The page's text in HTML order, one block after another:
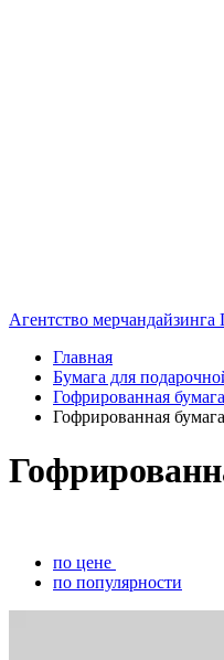
Агентство
Главная
Бумага для
Гофрированная бумага
Гофрированная
по цене
по популярности